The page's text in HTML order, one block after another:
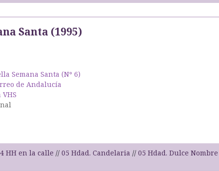
Santa (1995)
Semana Santa (Nº 6)
de Andalucía
HH en la calle 05 Hdad. Candelaria
05 Hdad. Dulce Nombre